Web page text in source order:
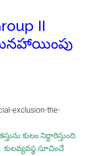
II
కులం నిర్ధారిస్తుంది.
సూచించే